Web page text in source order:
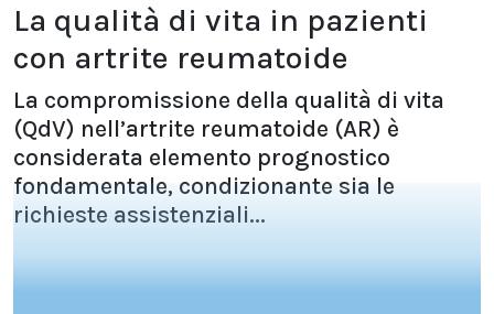
La qualità di vita in pazienti
con artrite reumatoide
La compromissione della qualità di vita
(QdV) nell’artrite reumatoide (AR) è
considerata elemento prognostico
fondamentale, condizionante sia le
richieste assistenziali...